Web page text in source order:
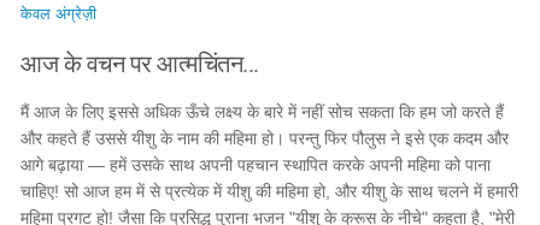
केवल अंग्रेज़ी
आज के वचन पर आत्मचिंतन...
मैं आज के लिए इससे अधिक ऊँचे लक्ष्य के बारे में नहीं सोच सकता कि हम जो करते हैं
और कहते हैं उससे यीशु के नाम की महिमा हो। परन्तु फिर पौलुस ने इसे एक कदम और
आगे बढ़ाया — हमें उसके साथ अपनी पहचान स्थापित करके अपनी महिमा को पाना
चाहिए! सो आज हम में से प्रत्येक में यीशु की महिमा हो, और यीशु के साथ चलने में हमारी
महिमा प्रगट हो! जैसा कि प्रसिद्ध पुराना भजन "यीशु के क्रूस के नीचे" कहता है, "मेरी